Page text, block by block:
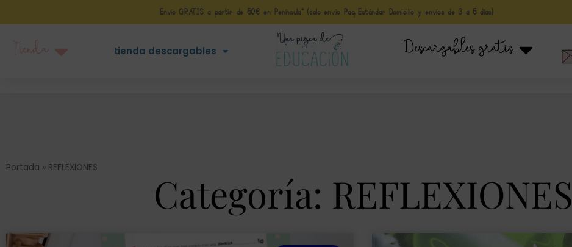
Envío GRATIS a partir de 50€ en Península* (solo envio Paq Estándar Domicilio y envíos de 3 a 5 días)
tienda descargables Descargables gratis
Portada » REFLEXIONES
Categoría: REFLEXIONES